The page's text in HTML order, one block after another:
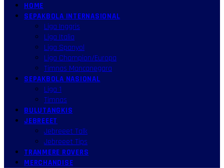
HOME
SEPAKBOLA INTERNASIONAL
Liga Inggris
Liga Italia
Liga Spanyol
Liga Champion/Europa
Timnas Mancanegara
SEPAKBOLA NASIONAL
Liga 1
Timnas
BULUTANGKIS
JEBREEET
Jebreeet Talk
Jebreeet Tips
TRANMERE ROVERS
MERCHANDISE